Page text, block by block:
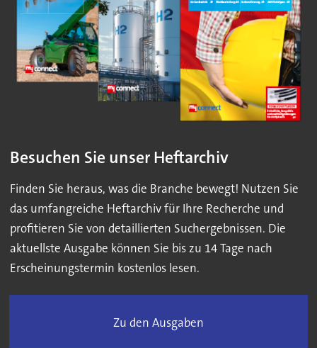
Besuchen Sie unser Heftarchiv
Finden Sie heraus, was die Branche bewegt! Nutzen Sie
das umfangreiche Heftarchiv für Ihre Recherche und
profitieren Sie von detaillierten Suchergebnissen. Die
aktuellste Ausgabe können Sie bis zu 14 Tage nach
Erscheinungstermin kostenlos lesen.
Zu den Ausgaben